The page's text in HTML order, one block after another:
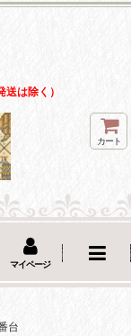
は除く）
カート
マイページ
台